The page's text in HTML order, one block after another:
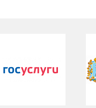
Следующее изображение